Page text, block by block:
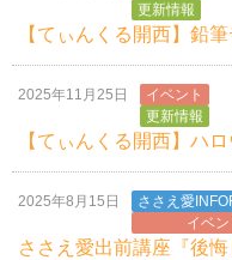
更新情報
【てぃんくる開西】鉛
2025年11月25日
イベント
更新情報
【てぃんくる開西】ハ
2025年8月15日
ささえ愛
イベン
ささえ愛出前講座『後